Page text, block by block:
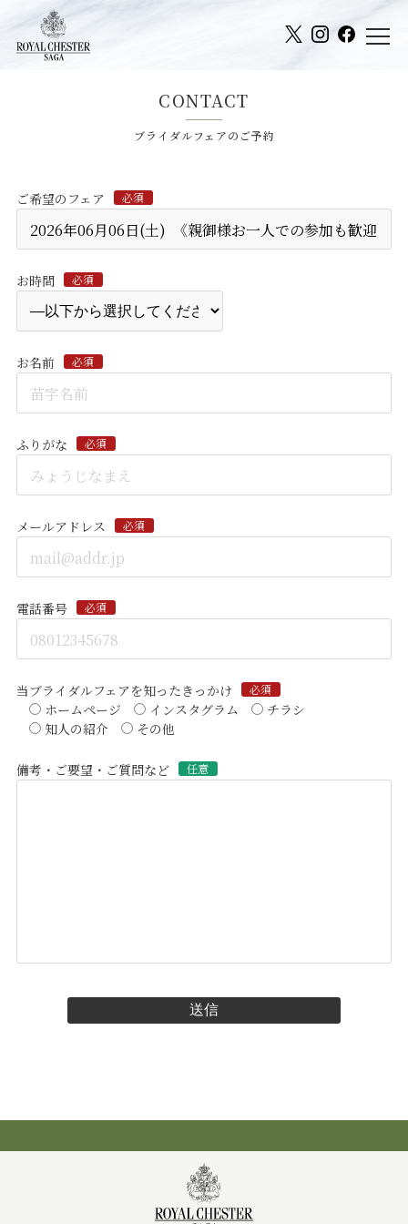
CONTACT
ブライダルフェアのご予約
ご希望のフェア 必須
お時間 必須
お名前 必須
ふりがな 必須
メールアドレス 必須
電話番号 必須
当ブライダルフェアを知ったきっかけ 必須
ホームページ インスタグラム
チラシ
知人の紹介
その他
備考・ご要望・ご質問など 任意